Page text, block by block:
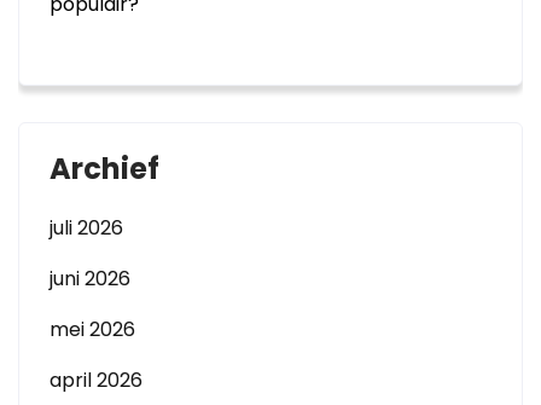
Archief
juli 2026
juni 2026
mei 2026
april 2026